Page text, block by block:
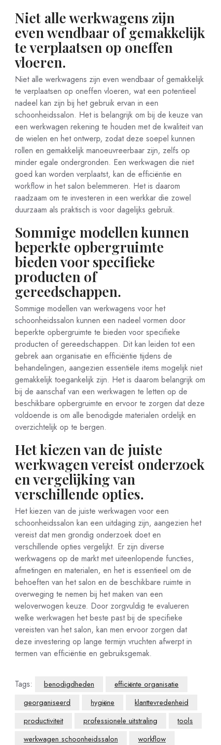
Niet alle werkwagens zijn
even wendbaar of gemakkelijk
te verplaatsen op oneffen
vloeren.
Niet alle werkwagens zijn even wendbaar of gemakkelijk
te verplaatsen op oneffen vloeren, wat een potentieel
nadeel kan zijn bij het gebruik ervan in een
schoonheidssalon. Het is belangrijk om bij de keuze van
een werkwagen rekening te houden met de kwaliteit van
de wielen en het ontwerp, zodat deze soepel kunnen
rollen en gemakkelijk manoeuvreerbaar zijn, zelfs op
minder egale ondergronden. Een werkwagen die niet
goed kan worden verplaatst, kan de efficiëntie en
workflow in het salon belemmeren. Het is daarom
raadzaam om te investeren in een werkkar die zowel
duurzaam als praktisch is voor dagelijks gebruik.
Sommige modellen kunnen
beperkte opbergruimte
bieden voor specifieke
producten of
gereedschappen.
Sommige modellen van werkwagens voor het
schoonheidssalon kunnen een nadeel vormen door
beperkte opbergruimte te bieden voor specifieke
producten of gereedschappen. Dit kan leiden tot een
gebrek aan organisatie en efficiëntie tijdens de
behandelingen, aangezien essentiële items mogelijk niet
gemakkelijk toegankelijk zijn. Het is daarom belangrijk om
bij de aanschaf van een werkwagen te letten op de
beschikbare opbergruimte en ervoor te zorgen dat deze
voldoende is om alle benodigde materialen ordelijk en
overzichtelijk op te bergen.
Het kiezen van de juiste
werkwagen vereist onderzoek
en vergelijking van
verschillende opties.
Het kiezen van de juiste werkwagen voor een
schoonheidssalon kan een uitdaging zijn, aangezien het
vereist dat men grondig onderzoek doet en
verschillende opties vergelijkt. Er zijn diverse
werkwagens op de markt met uiteenlopende functies,
afmetingen en materialen, en het is essentieel om de
behoeften van het salon en de beschikbare ruimte in
overweging te nemen bij het maken van een
weloverwogen keuze. Door zorgvuldig te evalueren
welke werkwagen het beste past bij de specifieke
vereisten van het salon, kan men ervoor zorgen dat
deze investering op lange termijn vruchten afwerpt in
termen van efficiëntie en gebruiksgemak.
Tags: benodigdheden
efficiënte organisatie
georganiseerd
hygiëne
klanttevredenheid
productiviteit
professionele uitstraling
tools
werkwagen schoonheidssalon
workflow